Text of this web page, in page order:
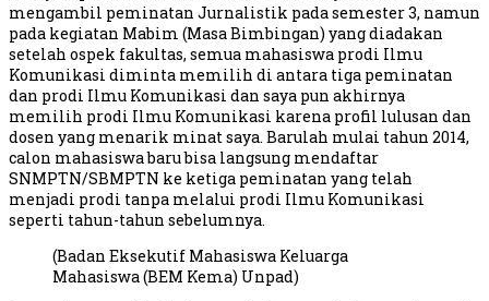
mengambil peminatan Jurnalistik pada semester 3, namun
pada kegiatan Mabim (Masa Bimbingan) yang diadakan
setelah ospek fakultas, semua mahasiswa prodi Ilmu
Komunikasi diminta memilih di antara tiga peminatan
dan prodi Ilmu Komunikasi dan saya pun akhirnya
memilih prodi Ilmu Komunikasi karena profil lulusan dan
dosen yang menarik minat saya. Barulah mulai tahun 2014,
calon mahasiswa baru bisa langsung mendaftar
SNMPTN/SBMPTN ke ketiga peminatan yang telah
menjadi prodi tanpa melalui prodi Ilmu Komunikasi
seperti tahun-tahun sebelumnya.
(Badan Eksekutif Mahasiswa Keluarga
Mahasiswa (BEM Kema) Unpad)